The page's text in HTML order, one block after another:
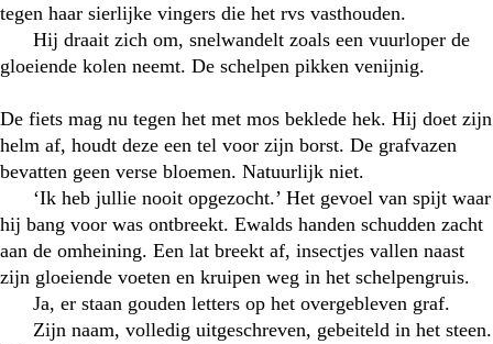
tegen haar sierlijke vingers die het rvs vasthouden.
Hij draait zich om, snelwandelt zoals een vuurloper de
gloeiende kolen neemt. De schelpen pikken venijnig.
De fiets mag nu tegen het met mos beklede hek. Hij doet zijn
helm af, houdt deze een tel voor zijn borst. De grafvazen
bevatten geen verse bloemen. Natuurlijk niet.
‘Ik heb jullie nooit opgezocht.’ Het gevoel van spijt waar
hij bang voor was ontbreekt. Ewalds handen schudden zacht
aan de omheining. Een lat breekt af, insectjes vallen naast
zijn gloeiende voeten en kruipen weg in het schelpengruis.
Ja, er staan gouden letters op het overgebleven graf.
Zijn naam, volledig uitgeschreven, gebeiteld in het steen.